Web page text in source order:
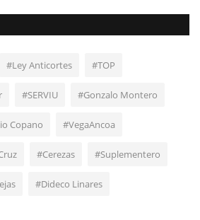
#Ley Anticortes #TOP
#SERVIU #Gonzalo Montero
Copano #VegaAncoa
#Cerezas #Suplementero
#Dideco Linares